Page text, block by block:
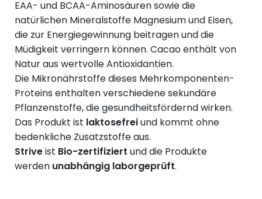
EAA- und BCAA-Aminosäuren sowie die
natürlichen Mineralstoffe Magnesium und Eisen,
die zur Energiegewinnung beitragen und die
Müdigkeit verringern können. Cacao enthält von
Natur aus wertvolle Antioxidantien.
Die Mikronährstoffe dieses Mehrkomponenten-
Proteins enthalten verschiedene sekundäre
Pflanzenstoffe, die gesundheitsfördernd wirken.
Das Produkt ist laktosefreiund kommt ohne
bedenkliche Zusatzstoffe aus.
Striveist Bio-zertifiziert und die Produkte
werden unabhängig laborgeprüft.